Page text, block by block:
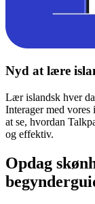
Nyd at lære
Lær islandsk hver
Interager med vores
at se, hvordan
og effektiv.
Opdag